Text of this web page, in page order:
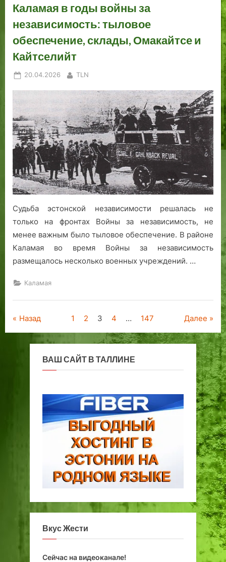
Каламая в годы войны за
независимость: тыловое
обеспечение, склады, Омакайтсе и
Кайтселийт
Posted
20.04.2026 By
TLN
Судьба эстонской независимости решалась не
только на фронтах Войны за независимость, не
менее важным было тыловое обеспечение. В районе
Каламая во время Войны за независимость
размещалось несколько военных учреждений. …
Каламая
Пагинация
записей
Назад 1 2 3 4 … 147 Далее
ВАШ САЙТ В ТАЛЛИНЕ
Вкус Жести
Сейчас на видеоканале!